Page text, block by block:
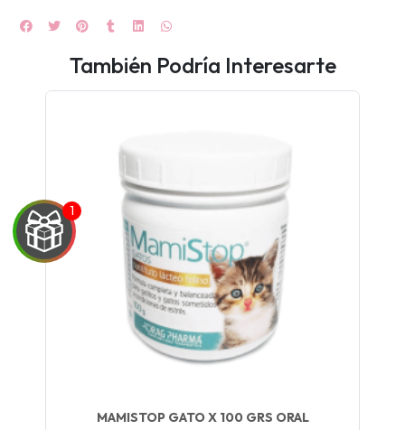
También Podría Interesarte
MAMISTOP GATO X 100 GRS ORAL